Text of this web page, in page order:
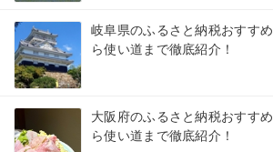
岐阜県のふるさと納税おすす
ら使い道まで徹底紹介！
大阪府のふるさと納税おすす
ら使い道まで徹底紹介！